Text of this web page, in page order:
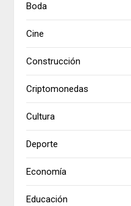
Boda
Cine
Construcción
Criptomonedas
Cultura
Deporte
Economía
Educación